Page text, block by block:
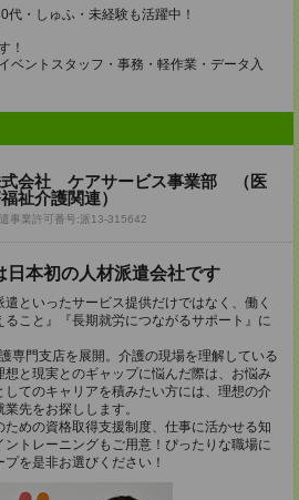
・しゅふ・未経験も活躍中！
！
ベントスタッフ・事務・軽作業・データ入
式会社 ケアサービス事業部 （医
祉介護関連）
事業許可番号:派13-315642
日本初の人材派遣会社です
といったサービス提供だけではなく、働く
こと』『長期就労につながるサポート』に
専門支店を展開。介護の現場を理解している
と現実とのギャップに悩んだ際は、お悩み
てのキャリアを積みたい方には、理想の介
先をお探しします。
めの資格取得支援制度、仕事に活かせる知
トレーニングもご用意！ぴったりな職場に
を是非お選びください！